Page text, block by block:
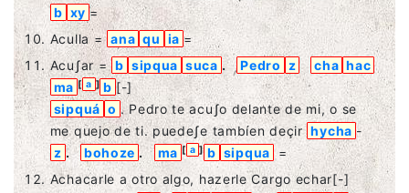
b xy =
Aculla = ana qu ia =
Acuʃar = b sipqua suca . Pedro z cha hac
ma [ a ] b [-]
sipquá o . Pedro te acuʃo delante de mi, o se
me quejo de ti. puedeʃe tambíen deçir hycha -
z . bohoze . ma [ a ] b sipqua
=
Achacarle a otro algo, hazerle Cargo echar[-]